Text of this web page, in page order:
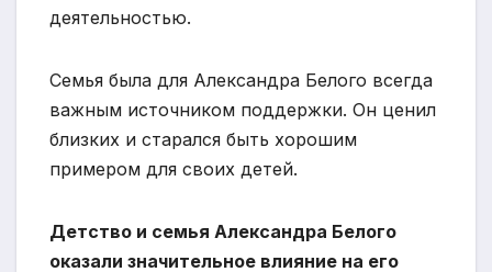
деятельностью.
Семья была для Александра Белого всегда
важным источником поддержки. Он ценил
близких и старался быть хорошим
примером для своих детей.
Детство и семья Александра Белого
оказали значительное влияние на его